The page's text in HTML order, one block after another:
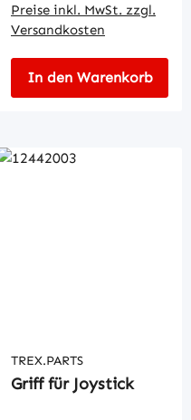
Preise inkl. MwSt. zzgl.
Versandkosten
In den Warenkorb
TREX.PARTS
Griff für Joystick